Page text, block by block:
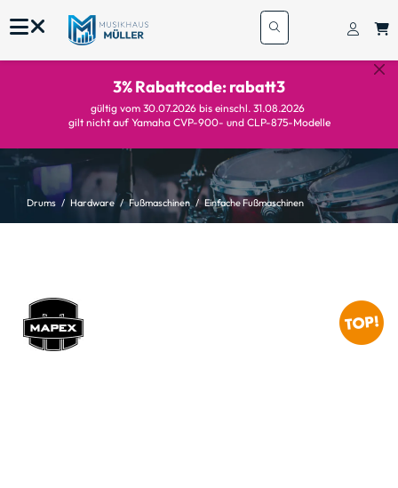
3% Rabattcode: rabatt3
gültig vom 30.07.2026 bis einschl. 31.08.2026
gilt nicht auf Yamaha CVP-900- und CLP-875-Modelle
Drums Hardware Fußmaschinen Einfache Fußmaschinen